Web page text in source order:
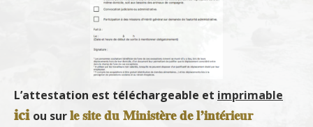
L’attestation est téléchargeable et imprimable
ici ou surle site du Ministère de l’intérieur